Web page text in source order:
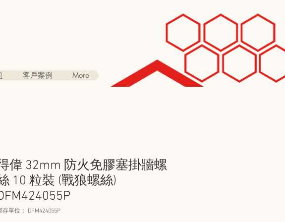
客戶案例 More
偉 32mm 防火免膠塞掛牆螺
10 粒裝 (戰狼螺絲)
存單位： DFM424055P